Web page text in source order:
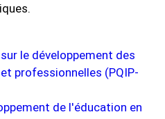
le développement des
professionnelles (PQIP-
de l'éducation en